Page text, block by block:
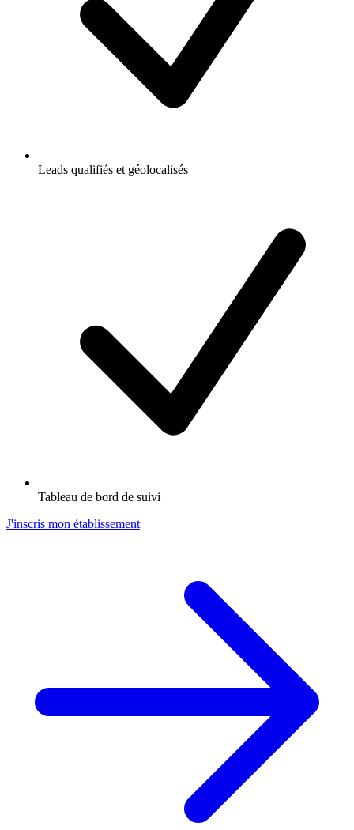
Leads qualifiés et géolocalisés
Tableau de bord de suivi
J'inscris mon établissement